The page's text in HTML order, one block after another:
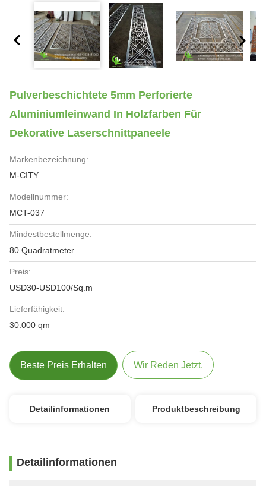
Pulverbeschichtete 5mm Perforierte
Aluminiumleinwand In Holzfarben Für
Dekorative Laserschnittpaneele
Markenbezeichnung:
M-CITY
Modellnummer:
MCT-037
Mindestbestellmenge:
80 Quadratmeter
Preis:
USD30-USD100/Sq.m
Lieferfähigkeit:
30.000 qm
Beste Preis Erhalten Wir Reden Jetzt.
Detailinformationen Produktbeschreibung
Detailinformationen